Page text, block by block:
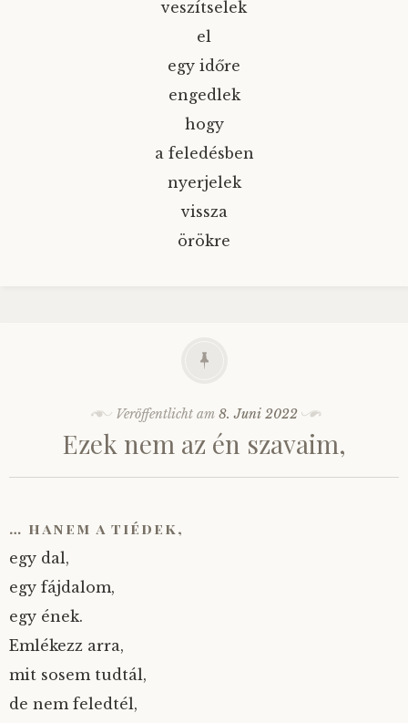
veszítselek
el
egy időre
engedlek
hogy
a feledésben
nyerjelek
vissza
örökre
Veröffentlicht am8. Juni 2022
Ezek nem az én szavaim,
… hanem a tiédek,
egy dal,
egy fájdalom,
egy ének.
Emlékezz arra,
mit sosem tudtál,
de nem feledtél,